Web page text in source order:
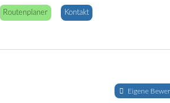
Routenplaner Kontakt
Eigene